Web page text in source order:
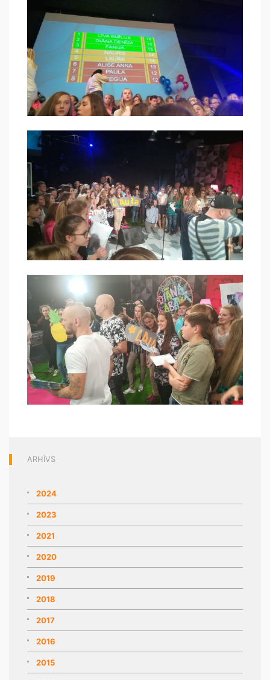
ARHĪVS
2024
2023
2021
2020
2019
2018
2017
2016
2015